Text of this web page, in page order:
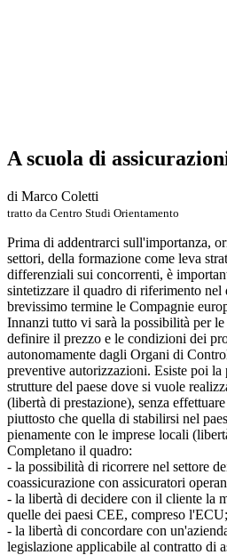
A scuola di
di Marco Coletti
tratto da Centro Studi Orientamento
Prima di addentrarci sull'importanza,
settori, della formazione come leva
differenziali sui concorrenti, è
sintetizzare il quadro di riferimento nel
brevissimo termine le Compagnie
Innanzi tutto vi sarà la possibilità per
definire il prezzo e le condizioni dei
autonomamente dagli Organi di
preventive autorizzazioni. Esiste poi
strutture del paese dove si vuole
(libertà di prestazione), senza
piuttosto che quella di stabilirsi nel
pienamente con le imprese locali
Completano il quadro:
- la possibilità di ricorrere nel settore
coassicurazione con assicuratori
- la libertà di decidere con il cliente la
quelle dei paesi CEE, compreso l'ECU;
- la libertà di concordare con
legislazione applicabile al contratto di